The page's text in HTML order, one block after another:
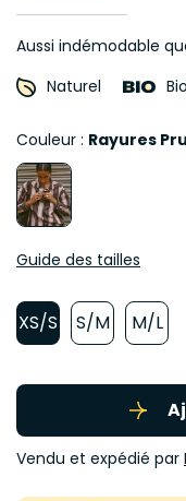
Aussi indémodable
Naturel
Couleur : Rayures
Guide des tailles
XS/S S/M M/L
Vendu et expédié par